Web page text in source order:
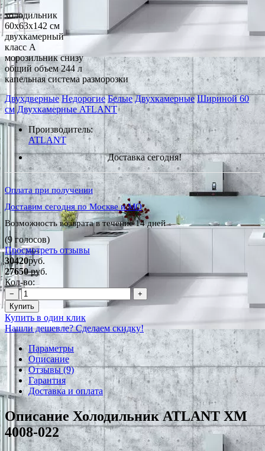
холодильник
60x63x142 см
двухкамерный
класс A
морозильник снизу
общий объем 244 л
капельная система разморозки
Двухдверные Недорогие Белые Двухкамерные Шириной 60
см Двухкамерные ATLANT
Производитель:
ATLANT
Доставка сегодня!
Оплата при получении
Доставим сегодня по Москве и МО
Возможность возврата в течение 14 дней
(9 голосов)
Просмотреть отзывы
30420руб.
27650руб.
Кол-во:
−
+
Купить
Купить в один клик
Нашли дешевле? Сделаем скидку!
Параметры
Описание
Отзывы (9)
Гарантия
Доставка и оплата
Описание Холодильник ATLANT ХМ
4008-022